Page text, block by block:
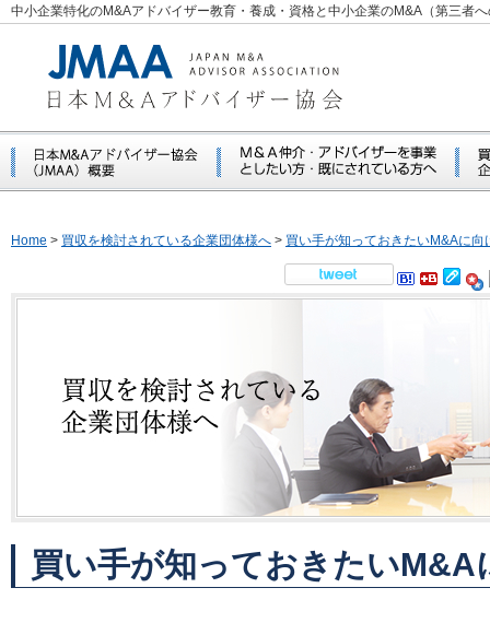
中小企業特化のM&Aアドバイザー教育・養成・資格と中小企業のM&A（第三者
Home > 買収を検討されている企業団体様へ > 買い手が知っておきたいM&Aに向
買い手が知っておきたいM&A